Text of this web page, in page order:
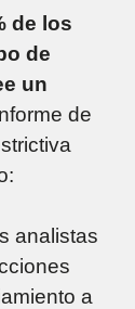
de los
de
un
de
analistas
a